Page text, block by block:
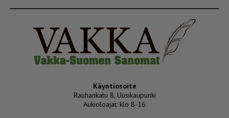
Käyntiosoite
Rauhankatu 8, Uusikaupunki
Aukioloajat: klo 8-16